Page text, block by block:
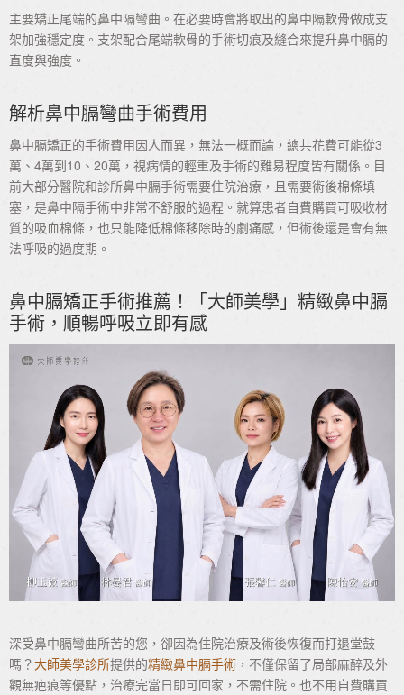
主要矯正尾端的鼻中隔彎曲。在必要時會將取出的鼻中隔軟骨做成支
架加強穩定度。支架配合尾端軟骨的手術切痕及縫合來提升鼻中膈的
直度與強度。
解析鼻中膈彎曲手術費用
鼻中膈矯正的手術費用因人而異，無法一概而論，總共花費可能從3
萬、4萬到10、20萬，視病情的輕重及手術的難易程度皆有關係。目
前大部分醫院和診所鼻中膈手術需要住院治療，且需要術後棉條填
塞，是鼻中隔手術中非常不舒服的過程。就算患者自費購買可吸收材
質的吸血棉條，也只能降低棉條移除時的劇痛感，但術後還是會有無
法呼吸的過度期。
鼻中膈矯正手術推薦！「大師美學」精緻鼻中膈
手術，順暢呼吸立即有感
深受鼻中膈彎曲所苦的您，卻因為住院治療及術後恢復而打退堂鼓
嗎？大師美學診所提供的精緻鼻中膈手術 ，不僅保留了局部麻醉及外
觀無疤痕等優點，治療完當日即可回家，不需住院。也不用自費購買